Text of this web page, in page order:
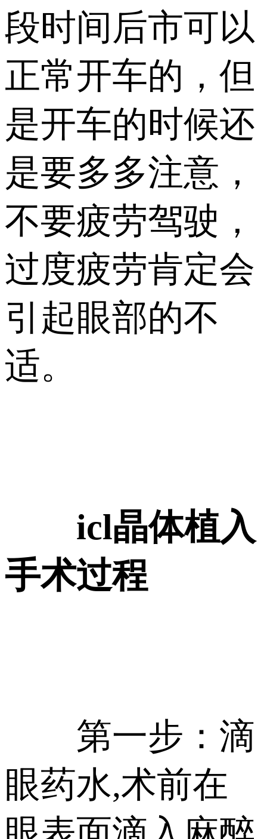
段时间后市可以
正常开车的，但
是开车的时候还
是要多多注意，
不要疲劳驾驶，
过度疲劳肯定会
引起眼部的不
适。
icl晶体植入
手术过程
第一步：滴
眼药水,术前在